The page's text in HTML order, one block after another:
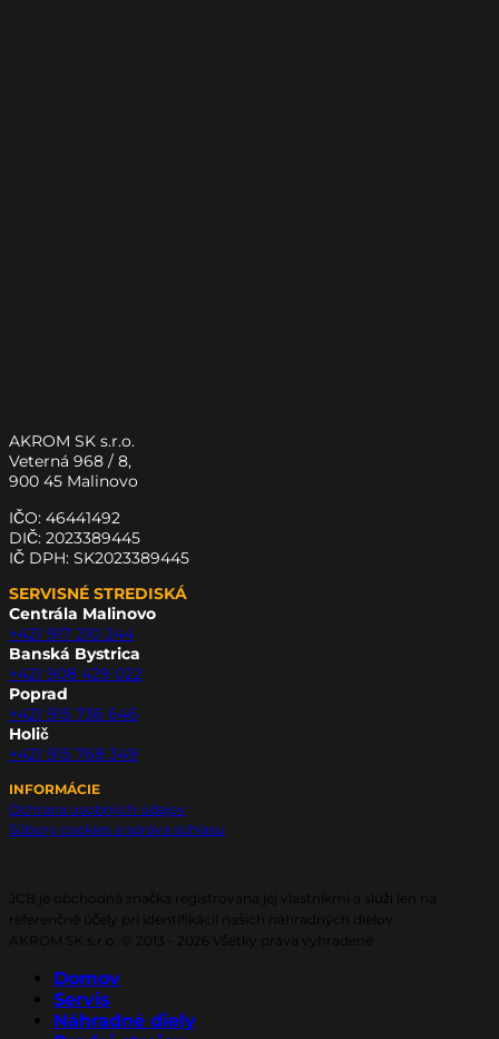
AKROM SK s.r.o.
Veterná 968 / 8,
900 45 Malinovo
IČO: 46441492
DIČ: 2023389445
IČ DPH: SK2023389445
SERVISNÉ STREDISKÁ
Centrála Malinovo
+421 917 210 244
Banská Bystrica
+421 908 429 022
Poprad
+421 915 736 646
Holič
+421 915 768 349
INFORMÁCIE
Ochrana osobných údajov
Súbory cookies a správa súhlasu
JCB je obchodná značka registrovaná jej vlastníkmi a slúži len na
referenčné účely pri identifikácií našich náhradných dielov.
AKROM SK s.r.o. © 2013 - 2026 Všetky práva vyhradené
Domov
Servis
Náhradné diely